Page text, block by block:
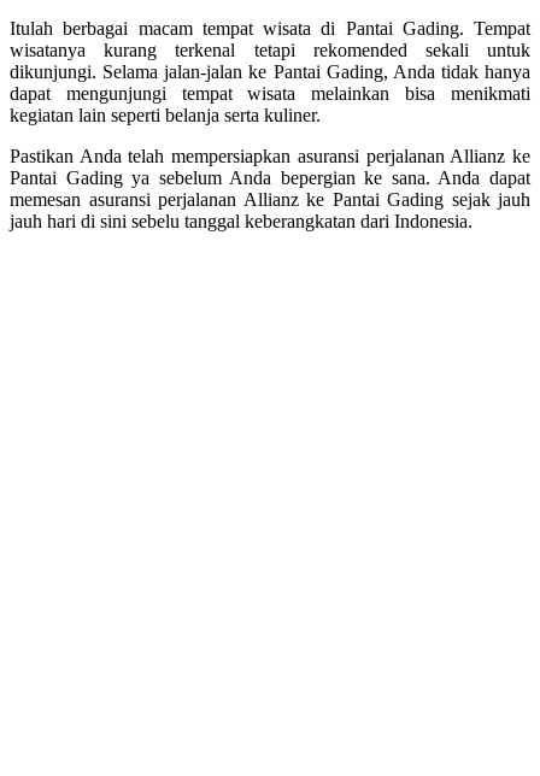
Itulah berbagai macam tempat wisata di Pantai Gading. Tempat
wisatanya kurang terkenal tetapi rekomended sekali untuk
dikunjungi. Selama jalan-jalan ke Pantai Gading, Anda tidak hanya
dapat mengunjungi tempat wisata melainkan bisa menikmati
kegiatan lain seperti belanja serta kuliner.
Pastikan Anda telah mempersiapkan asuransi perjalanan Allianz ke
Pantai Gading ya sebelum Anda bepergian ke sana. Anda dapat
memesan asuransi perjalanan Allianz ke Pantai Gading sejak jauh
jauh hari di sini sebelu tanggal keberangkatan dari Indonesia.